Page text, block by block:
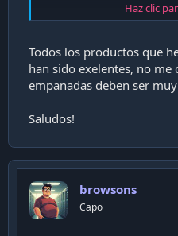
Ayer probé en "aquí e' ",
En san bernardo están las
eran buenas aunque ahora
san Pablo ambas buenas,
distinta y con pasa. Y cerca
esquina, las empanadas de
Haz clic
Todos los productos que
han sido exelentes, no me
empanadas deben ser
Saludos!
browsons
Capo